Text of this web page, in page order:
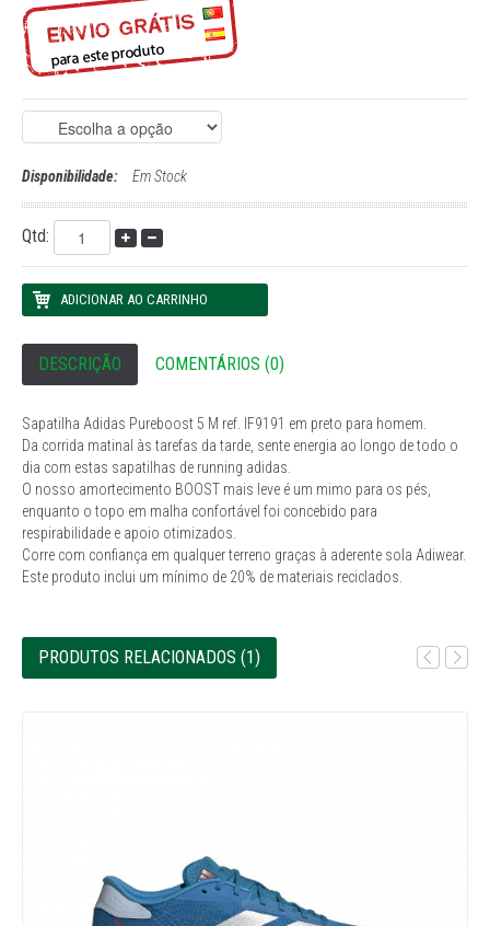
Disponibilidade: Em Stock
Qtd:
DESCRIÇÃO COMENTÁRIOS (0)
Sapatilha Adidas Pureboost 5 M ref. IF9191 em preto para homem.
Da corrida matinal às tarefas da tarde, sente energia ao longo de todo o
dia com estas sapatilhas de running adidas.
O nosso amortecimento BOOST mais leve é um mimo para os pés,
enquanto o topo em malha confortável foi concebido para
respirabilidade e apoio otimizados.
Corre com confiança em qualquer terreno graças à aderente sola Adiwear.
Este produto inclui um mínimo de 20% de materiais reciclados.
PRODUTOS RELACIONADOS (1)